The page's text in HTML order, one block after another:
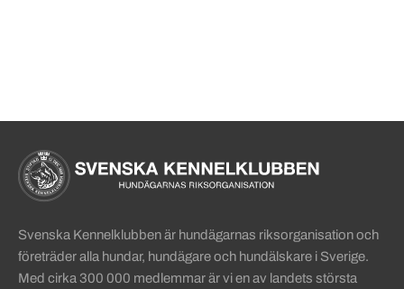
Sidinformation och
Köpa hund startsida
Svenska Kennelklubben är hundägarnas riksorganisation och
företräder alla hundar, hundägare och hundälskare i Sverige.
Med cirka 300 000 medlemmar är vi en av landets största